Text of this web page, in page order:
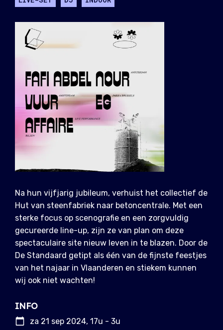
Na hun vijfjarig jubileum, verhuist het collectief de
Hut van steenfabriek naar betoncentrale. Met een
sterke focus op scenografie en een zorgvuldig
gecureerde line-up, zijn ze van plan om deze
spectaculaire site nieuw leven in te blazen. Door de
De Standaard getipt als één van de fijnste feestjes
van het najaar in Vlaanderen en stiekem kunnen
wij ook niet wachten!
INFO
za 21 sep 2024, 17u - 3u